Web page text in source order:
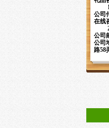
公司
在线
公司
公司
路58